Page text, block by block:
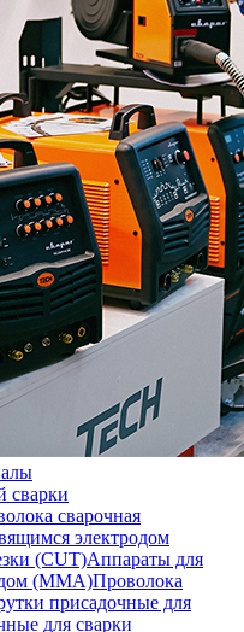
сварки
сварочная
электродом
(CUT)Аппараты для
(MMA)Проволока
присадочные для
для сварки